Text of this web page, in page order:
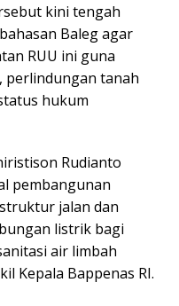
kini tengah
Baleg agar
RUU ini guna
perlindungan tanah
hukum
Rudianto
pembangunan
jalan dan
listrik bagi
air limbah
Kepala Bappenas RI.